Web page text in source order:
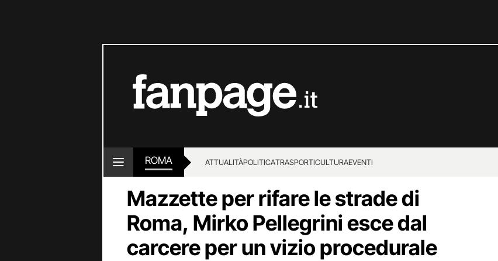
ROMA ATTUALITÀPOLITICATRASPORTICULTURAEVENTI
Mazzette per rifare le strade di
Roma, Mirko Pellegrini esce dal
carcere per un vizio procedurale